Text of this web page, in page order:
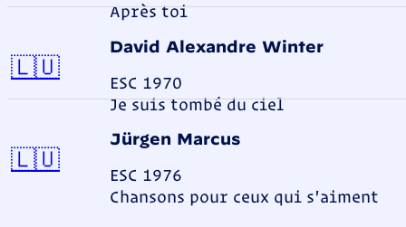
Après toi
David Alexandre Winter
ESC 1970
Je suis tombé du ciel
🇱🇺Luxemburg
Jürgen Marcus
ESC 1976
Chansons pour ceux qui s'aiment
🇱🇺Luxemburg